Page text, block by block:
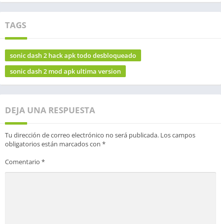
TAGS
sonic dash 2 hack apk todo desbloqueado
sonic dash 2 mod apk ultima version
DEJA UNA RESPUESTA
Tu dirección de correo electrónico no será publicada. Los campos
obligatorios están marcados con *
Comentario *